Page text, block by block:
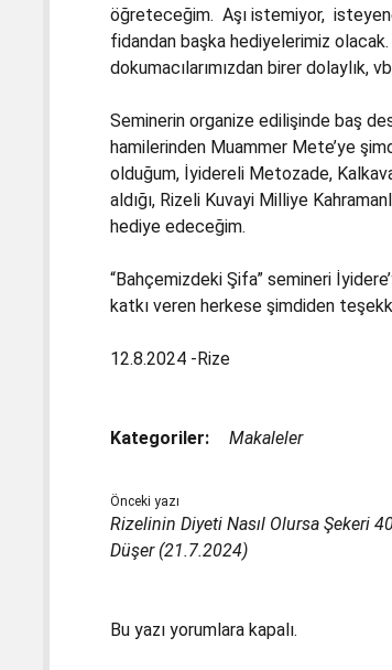
öğreteceğim. Aşı istemiyor,
fidandan başka hediyelerimiz
dokumacılarımızdan birer dolaylık,
Seminerin organize edilişinde baş
hamilerinden Muammer Mete’ye
olduğum, İyidereli Metozade,
aldığı, Rizeli Kuvayi Milliye
hediye edeceğim.
“Bahçemizdeki Şifa” semineri
katkı veren herkese şimdiden
12.8.2024 -Rize
Kategoriler: Makaleler
Önceki yazı
Rizelinin Diyeti Nasıl Olursa Şekeri
Düşer (21.7.2024)
Bu yazı yorumlara kapalı.